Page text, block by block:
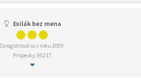
Exilák bez mena
Zaregistroval sa v roku 2009
Príspevky: 95217